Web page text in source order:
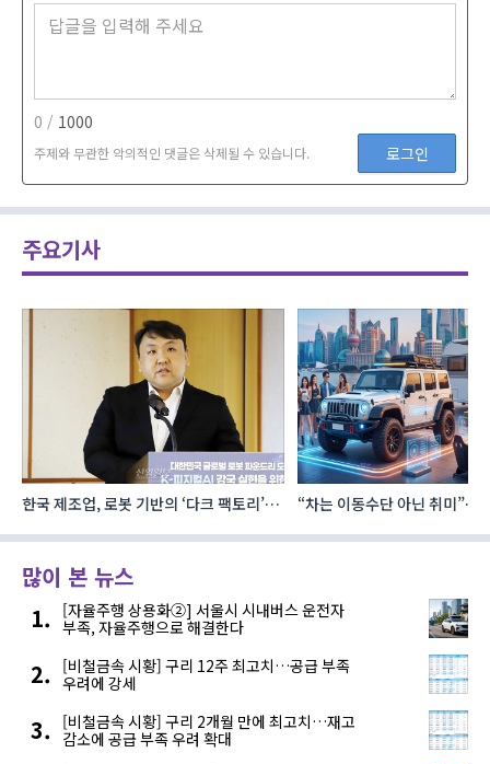
0 / 1000
주제와 무관한 악의적인 댓글은 삭제될 수 있습니다. 로그인
주요기사
한국 제조업, 로봇 기반의 ‘다크 팩토리’로
“차는 이동수단 아닌 취미”…
많이 본 뉴스
[자율주행 상용화②] 서울시 시내버스 운전자
부족, 자율주행으로 해결한다
[비철금속 시황] 구리 12주 최고치…공급 부족
우려에 강세
[비철금속 시황] 구리 2개월 만에 최고치…재고
감소에 공급 부족 우려 확대